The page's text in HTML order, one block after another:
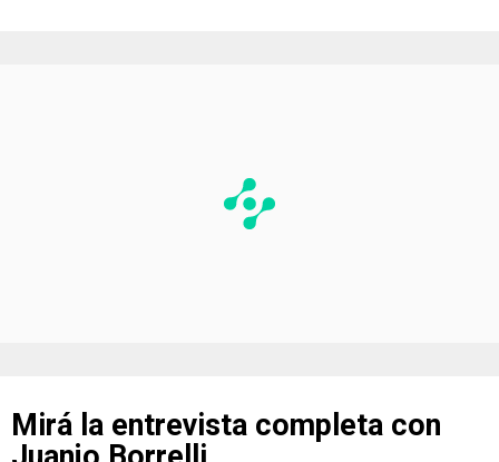
Mirá la entrevista completa con